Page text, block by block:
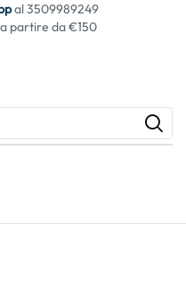
al 3509989249
a partire da €150